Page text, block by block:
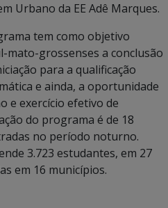
Urbano da EE Adê Marques.
tem como objetivo
grossenses a conclusão
para a qualificação
e ainda, a oportunidade
e exercício efetivo de
do programa é de 18
no período noturno.
3.723 estudantes, em 27
em 16 municípios.